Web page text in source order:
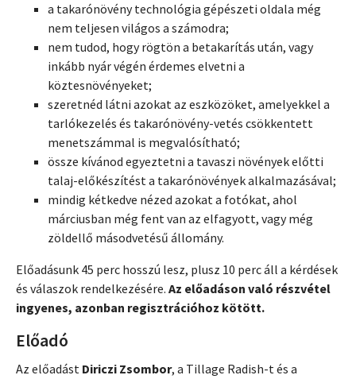
a takarónövény technológia gépészeti oldala még
nem teljesen világos a számodra;
nem tudod, hogy rögtön a betakarítás után, vagy
inkább nyár végén érdemes elvetni a
köztesnövényeket;
szeretnéd látni azokat az eszközöket, amelyekkel a
tarlókezelés és takarónövény-vetés csökkentett
menetszámmal is megvalósítható;
össze kívánod egyeztetni a tavaszi növények előtti
talaj-előkészítést a takarónövények alkalmazásával;
mindig kétkedve nézed azokat a fotókat, ahol
márciusban még fent van az elfagyott, vagy még
zöldellő másodvetésű állomány.
Előadásunk 45 perc hosszú lesz, plusz 10 perc áll a kérdések
és válaszok rendelkezésére. Az előadáson való részvétel
ingyenes, azonban regisztrációhoz kötött.
Előadó
Az előadást Diriczi Zsombor, a Tillage Radish-t és a